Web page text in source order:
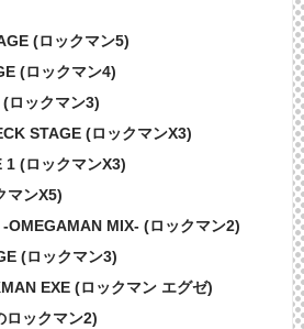
(ロックマン5)
(ロックマン4)
ロックマン3)
STAGE (ロックマンX3)
1 (ロックマンX3)
マンX5)
OMEGAMAN MIX- (ロックマン2)
(ロックマン3)
EXE (ロックマン エグゼ)
ロックマン2)